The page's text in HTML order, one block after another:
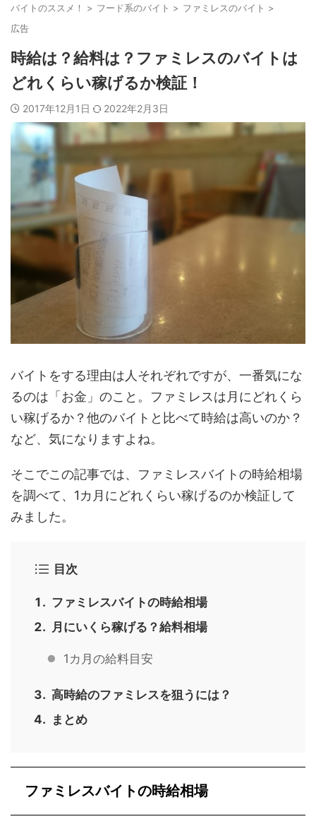
バイトのススメ！ > フード系のバイト > ファミレスのバイト >
広告
時給は？給料は？ファミレスのバイトは
どれくらい稼げるか検証！
2017年12月1日 2022年2月3日
バイトをする理由は人それぞれですが、一番気にな
るのは「お金」のこと。ファミレスは月にどれくら
い稼げるか？他のバイトと比べて時給は高いのか？
など、気になりますよね。
そこでこの記事では、ファミレスバイトの時給相場
を調べて、1カ月にどれくらい稼げるのか検証して
みました。
目次
ファミレスバイトの時給相場
月にいくら稼げる？給料相場
1カ月の給料目安
高時給のファミレスを狙うには？
まとめ
ファミレスバイトの時給相場